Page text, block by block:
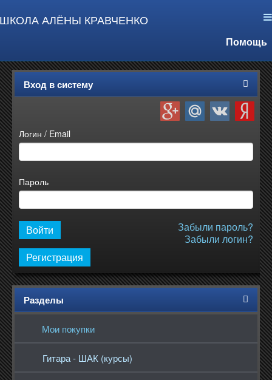
ШКОЛА АЛЁНЫ КРАВЧЕНКО
Помощь
Вход в систему
Логин / Email
Пароль
Забыли пароль?
Забыли логин?
Регистрация
Разделы
Мои покупки
Гитара - ШАК (курсы)